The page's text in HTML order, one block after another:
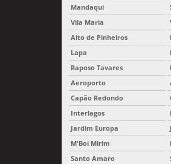
Mandaqui
Vila Maria
Alto de Pinheiros
Lapa
Raposo Tavares
Aeroporto
Capão Redondo
Interlagos
Jardim Europa
M'Boi Mirim
Santo Amaro